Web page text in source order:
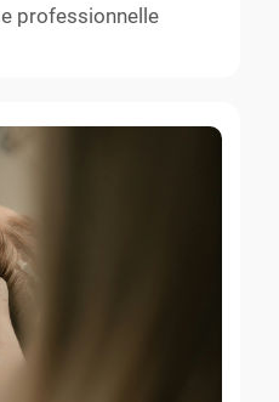
professionnelle